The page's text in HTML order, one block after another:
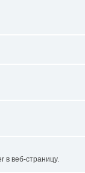
в веб-страницу.